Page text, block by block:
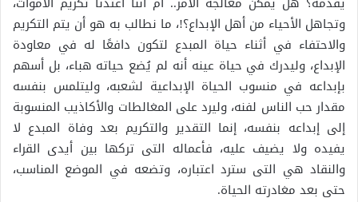
وتجاهل الأحياء من أهل الإبداع؟!، ما نطالب به هو أن يتم التكريم
والاحتفاء في أثناء حياة المبدع لتكون دافعًا له في معاودة
الإبداع، وليدرك في حياة عينه أنه لم يُضع حياته هباء، بل أسهم
بإبداعه في منسوب الحياة الإبداعية لشعبه، وليتلمس بنفسه
مقدار حب الناس لفنه، وليرد على المغالطات والأكاذيب المنسوبة
إلى إبداعه بنفسه، إنما التقدير والتكريم بعد وفاة المبدع لا
يفيده ولا يضيف عليه، فأعماله التى تركها بين أيدى القراء
والنقاد هي التى سترد اعتباره، وتضعه في الموضع المناسب،
حتى بعد مغادرته الحياة.